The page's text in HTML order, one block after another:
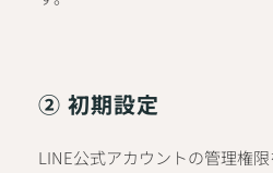
② 初期設定
LINE公式アカウントの管理権